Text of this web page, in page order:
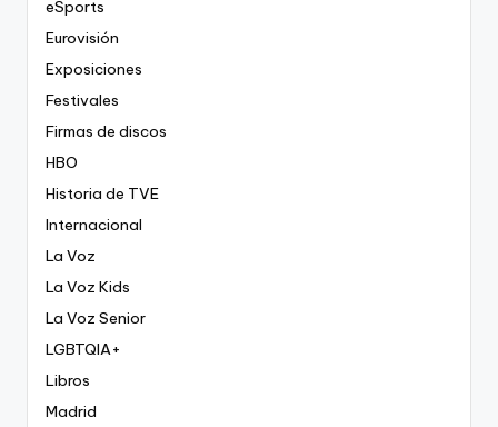
eSports
Eurovisión
Exposiciones
Festivales
Firmas de discos
HBO
Historia de TVE
Internacional
La Voz
La Voz Kids
La Voz Senior
LGBTQIA+
Libros
Madrid